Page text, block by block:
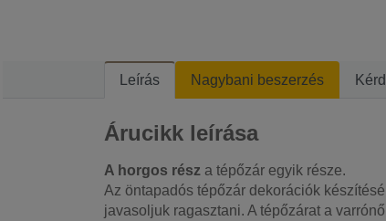
Leírás Nagybani beszerzés
Árucikk leírása
A horgos rész a tépőzár egyik része.
Az öntapadós tépőzár dekorációk
javasoljuk ragasztani. A tépőzárat a